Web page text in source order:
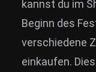
kannst du im
Beginn des
verschiedene
einkaufen.